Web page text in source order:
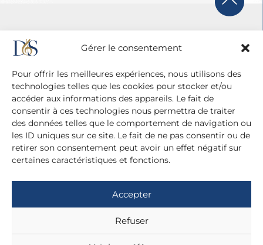
Gérer le consentement
Pour offrir les meilleures expériences, nous utilisons des
technologies telles que les cookies pour stocker et/ou
accéder aux informations des appareils. Le fait de
consentir à ces technologies nous permettra de traiter
des données telles que le comportement de navigation ou
les ID uniques sur ce site. Le fait de ne pas consentir ou de
retirer son consentement peut avoir un effet négatif sur
certaines caractéristiques et fonctions.
Accepter
Refuser
20 cité Malesherbes - 75009 Paris
+ 33 (0)1 42 81 38 21
+ 33 (0)6 13 42 22 52
dianedusaillant@gmail.com